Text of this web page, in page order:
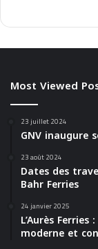
Most Viewed
23 juillet 2024
GNV inaugure
23 août 2024
Dates des
Bahr Ferries
24 janvier 2025
L’Aurès
moderne et